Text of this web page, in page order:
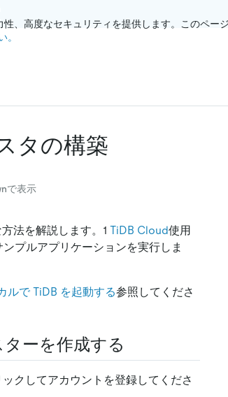
、高度なセキュリティを提供します。このペー
。
タの構築
で表示
法を解説します。1 TiDB Cloud使用
プルアプリケーションを実行しま
ルで TiDB を起動する参照してくださ
ーを作成する
ックしてアカウントを登録してくださ